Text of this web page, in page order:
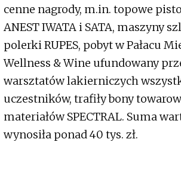
cenne nagrody, m.in. topowe
ANEST IWATA i SATA, maszyny
polerki RUPES, pobyt w Pałacu
Wellness & Wine ufundowany
warsztatów lakierniczych
uczestników, trafiły bony
materiałów SPECTRAL. Suma
wynosiła ponad 40 tys. zł.